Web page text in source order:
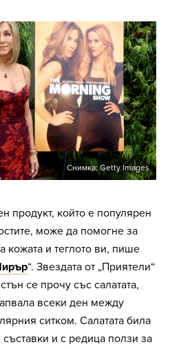
Снимка: Getty Images
продукт, който е популярен
може да помогне за
кожата и теглото ви, пише
“. Звездата от „Приятели“
се прочу със салатата,
всеки ден между
ситком. Салатата била
и с редица ползи за